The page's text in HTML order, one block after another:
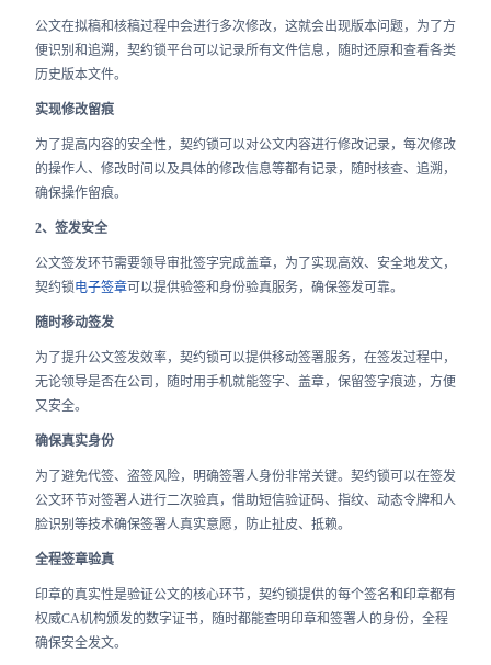
公文在拟稿和核稿过程中会进行多次修改，这就会出现版本问题，为了方
便识别和追溯，契约锁平台可以记录所有文件信息，随时还原和查看各类
历史版本文件。
实现修改留痕
为了提高内容的安全性，契约锁可以对公文内容进行修改记录，每次修改
的操作人、修改时间以及具体的修改信息等都有记录，随时核查、追溯，
确保操作留痕。
2、签发安全
公文签发环节需要领导审批签字完成盖章，为了实现高效、安全地发文，
契约锁电子签章可以提供验签和身份验真服务，确保签发可靠。
随时移动签发
为了提升公文签发效率，契约锁可以提供移动签署服务，在签发过程中，
无论领导是否在公司，随时用手机就能签字、盖章，保留签字痕迹，方便
又安全。
确保真实身份
为了避免代签、盗签风险，明确签署人身份非常关键。契约锁可以在签发
公文环节对签署人进行二次验真，借助短信验证码、指纹、动态令牌和人
脸识别等技术确保签署人真实意愿，防止扯皮、抵赖。
全程签章验真
印章的真实性是验证公文的核心环节，契约锁提供的每个签名和印章都有
权威CA机构颁发的数字证书，随时都能查明印章和签署人的身份，全程
确保安全发文。